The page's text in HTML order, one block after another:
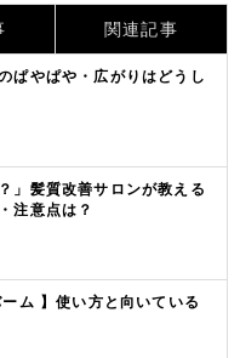
関連記事
ぱやぱや・広がりはどうし
」髪質改善サロンが教える
注意点は？
ム 】使い方と向いている